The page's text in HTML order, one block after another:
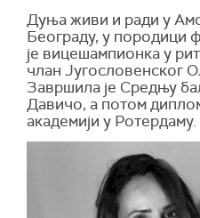
Дуња живи и ради у
Београду, у породици
је вицешампионка у
члан Југословенског
Завршила је Средњу
Давичо, а потом
академији у Ротердаму.